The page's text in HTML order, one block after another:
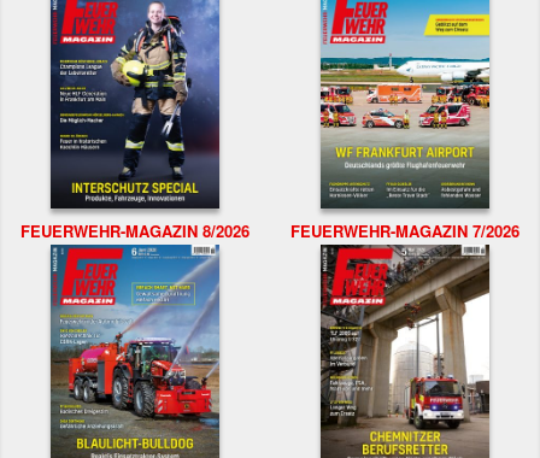
FEUERWEHR-MAGAZIN 8/2026 FEUERWEHR-MAGAZIN 7/2026